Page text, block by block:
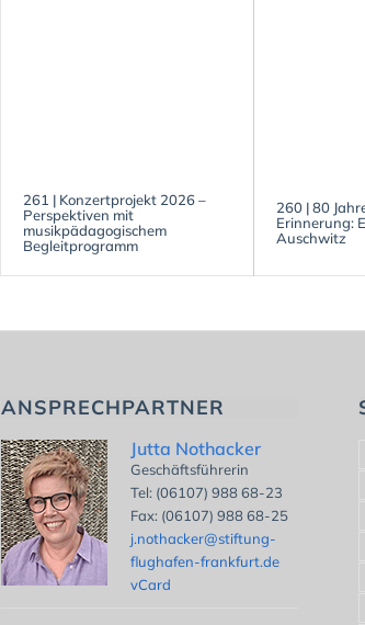
261 | Konzertprojekt 2026 –
Perspektiven mit
musikpädagogischem
Begleitprogramm
260 | 80
Erinnerung:
Auschwitz
ANSPRECHPARTNER
Jutta Nothacker
Geschäftsführerin
Tel: (06107) 988 68-23
Fax: (06107) 988 68-25
j.nothacker@stiftung-
flughafen-frankfurt.de
vCard